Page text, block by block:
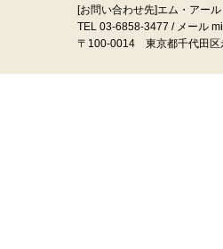
個
扱
個
[お問い合わせ先]エム・アー
TEL 03-6858-3477 / メール
〒100‐0014 東京都千代田区